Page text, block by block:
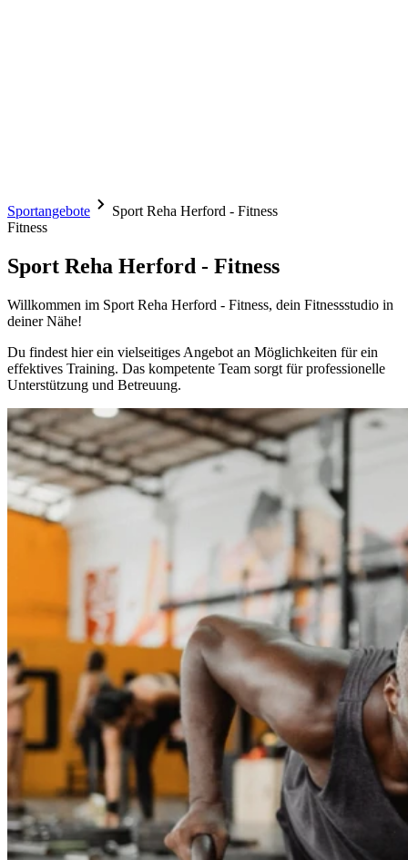
Sportangebote
Sport Reha Herford - Fitness
Fitness
Sport Reha Herford - Fitness
Willkommen im Sport Reha Herford - Fitness, dein Fitnessstudio in
deiner Nähe!
Du findest hier ein vielseitiges Angebot an Möglichkeiten für ein
effektives Training. Das kompetente Team sorgt für professionelle
Unterstützung und Betreuung.